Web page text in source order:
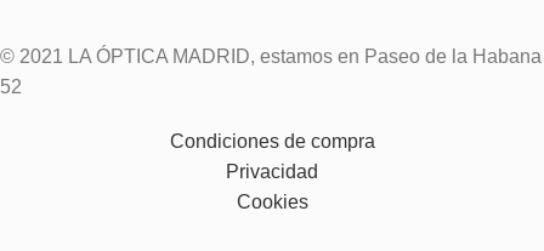
© 2021 LA ÓPTICA MADRID, estamos en Paseo de la Habana
52
Condiciones de compra
Privacidad
Cookies